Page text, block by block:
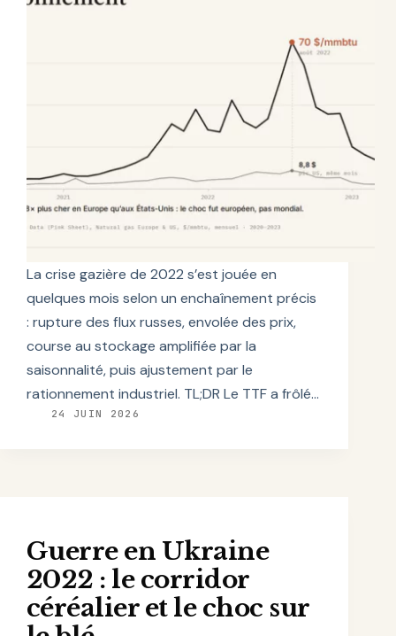
La crise gazière de 2022 s’est jouée en
quelques mois selon un enchaînement précis
: rupture des flux russes, envolée des prix,
course au stockage amplifiée par la
saisonnalité, puis ajustement par le
rationnement industriel. TL;DR Le TTF a frôlé…
24 JUIN 2026
Guerre en Ukraine
2022 : le corridor
céréalier et le choc sur